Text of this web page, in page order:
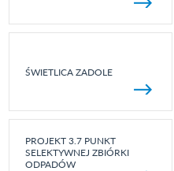
ŚWIETLICA ZADOLE
PROJEKT 3.7 PUNKT
SELEKTYWNEJ ZBIÓRKI
ODPADÓW